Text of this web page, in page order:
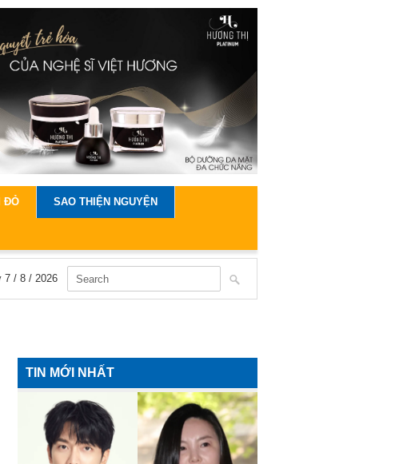
ĐỎ SAO THIỆN NGUYỆN
7 / 8 / 2026
TIN MỚI NHẤT